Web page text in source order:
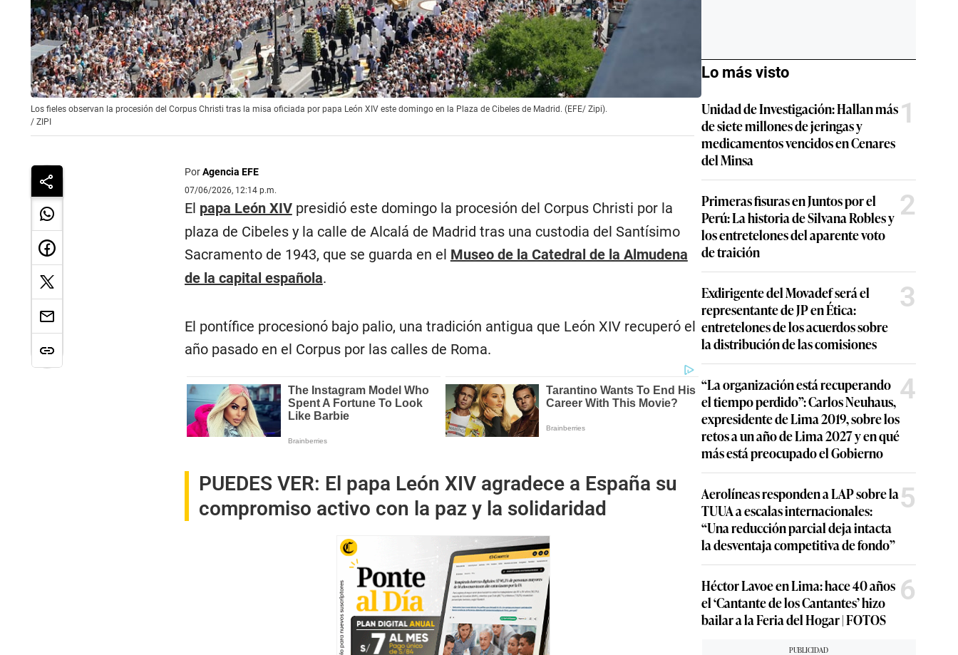
Los fieles observan la procesión del Corpus Christi tras la misa oficiada por papa León XIV este domingo en la Plaza de Cibeles de Madrid. (EFE/ Zipi).
/ ZIPI
PorAgencia EFE
07/06/2026, 12:14 p.m.
El papa León XIVpresidió este domingo la procesión del Corpus Christi por la
plaza de Cibeles y la calle de Alcalá de Madrid tras una custodia del Santísimo
Sacramento de 1943, que se guarda en el Museo de la Catedral de la Almudena
de la capital española.
El pontífice procesionó bajo palio, una tradición antigua que León XIV recuperó el
año pasado en el Corpus por las calles de Roma.
PUEDES VER: El papa León XIV agradece a España su
compromiso activo con la paz y la solidaridad
Lo más visto
Unidad de Investigación: Hallan más
de siete millones de jeringas y
medicamentos vencidos en Cenares
del Minsa
1
Primeras fisuras en Juntos por el
Perú: La historia de Silvana Robles y
los entretelones del aparente voto
de traición
2
Exdirigente del Movadef será el
representante de JP en Ética:
entretelones de los acuerdos sobre
la distribución de las comisiones
3
“La organización está recuperando
el tiempo perdido”: Carlos Neuhaus,
expresidente de Lima 2019, sobre los
retos a un año de Lima 2027 y en qué
más está preocupado el Gobierno
4
Aerolíneas responden a LAP sobre la
TUUA a escalas internacionales:
“Una reducción parcial deja intacta
la desventaja competitiva de fondo”
5
Héctor Lavoe en Lima: hace 40 años
el ‘Cantante de los Cantantes’ hizo
bailar a la Feria del Hogar | FOTOS
6